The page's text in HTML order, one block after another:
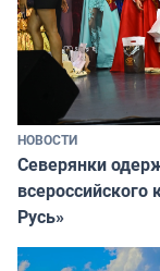
НОВОСТИ
Северянки
Русь»